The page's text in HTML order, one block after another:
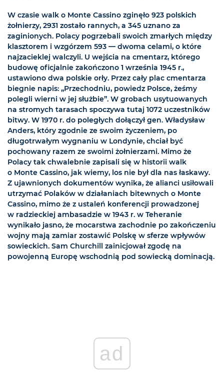
W czasie walk o Monte Cassino zginęło 923 polskich
żołnierzy, 2931 zostało rannych, a 345 uznano za
zaginionych. Polacy pogrzebali swoich zmarłych między
klasztorem i wzgórzem 593 — dwoma celami, o które
najzacieklej walczyli. U wejścia na cmentarz, którego
budowę oficjalnie zakończono 1 września 1945 r.,
ustawiono dwa polskie orły. Przez cały plac cmentarza
biegnie napis: „Przechodniu, powiedz Polsce, żeśmy
polegli wierni w jej służbie”. W grobach usytuowanych
na stromych tarasach spoczywa tutaj 1072 uczestników
bitwy. W 1970 r. do poległych dołączył gen. Władysław
Anders, który zgodnie ze swoim życzeniem, po
długotrwałym wygnaniu w Londynie, chciał być
pochowany razem ze swoimi żołnierzami. Mimo że
Polacy tak chwalebnie zapisali się w historii walk
o Monte Cassino, jak wiemy, los nie był dla nas łaskawy.
Z ujawnionych dokumentów wynika, że alianci usiłowali
utrzymać Polaków w działaniach bitewnych o Monte
Cassino, mimo że z ustaleń konferencji prowadzonej
w radzieckiej ambasadzie w 1943 r. w Teheranie
wynikało jasno, że mocarstwa zachodnie po zakończeniu
wojny mają zamiar zostawić Polskę w sferze wpływów
sowieckich. Sam Churchill zainicjował zgodę na
powojenną Europę wschodnią pod sowiecką dominacją.
ad